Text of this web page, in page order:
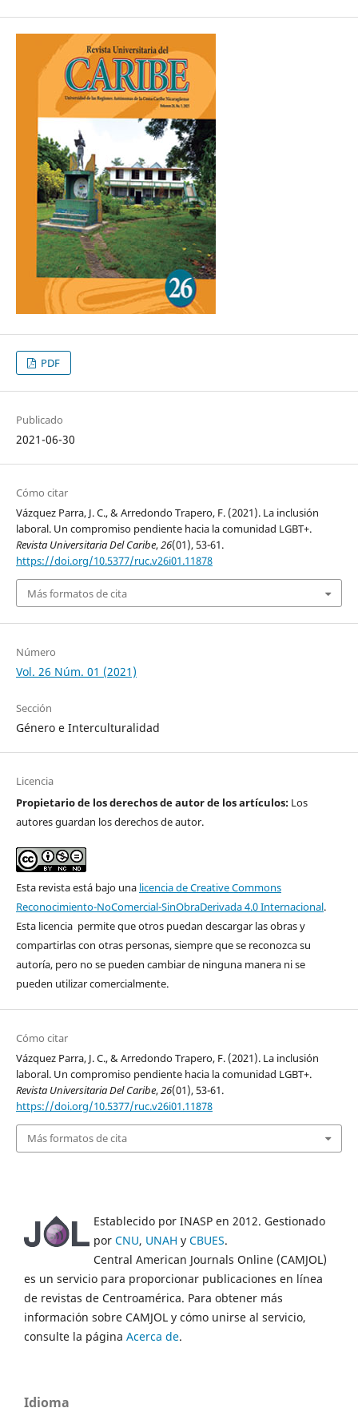
PDF
Publicado
2021-06-30
Cómo citar
Vázquez Parra, J. C., & Arredondo Trapero, F. (2021). La inclusión
laboral. Un compromiso pendiente hacia la comunidad LGBT+.
Revista Universitaria Del Caribe,26(01), 53-61.
https://doi.org/10.5377/ruc.v26i01.11878
Más formatos de cita
Número
Vol. 26 Núm. 01 (2021)
Sección
Género e Interculturalidad
Licencia
Propietario de los derechos de autor de los artículos:Los
autores guardan los derechos de autor.
Esta revista está bajo una licencia de Creative Commons
Reconocimiento-NoComercial-SinObraDerivada 4.0 Internacional.
Esta licencia permite que otros puedan descargar las obras y
compartirlas con otras personas, siempre que se reconozca su
autoría, pero no se pueden cambiar de ninguna manera ni se
pueden utilizar comercialmente.
Cómo citar
Vázquez Parra, J. C., & Arredondo Trapero, F. (2021). La inclusión
laboral. Un compromiso pendiente hacia la comunidad LGBT+.
Revista Universitaria Del Caribe,26(01), 53-61.
https://doi.org/10.5377/ruc.v26i01.11878
Más formatos de cita
Establecido por INASP en 2012. Gestionado
por CNU, UNAH y CBUES.
Central American Journals Online (CAMJOL)
es un servicio para proporcionar publicaciones en línea
de revistas de Centroamérica. Para obtener más
información sobre CAMJOL y cómo unirse al servicio,
consulte la página Acerca de.
Idioma